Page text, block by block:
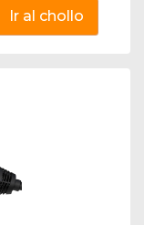
Ir al chollo